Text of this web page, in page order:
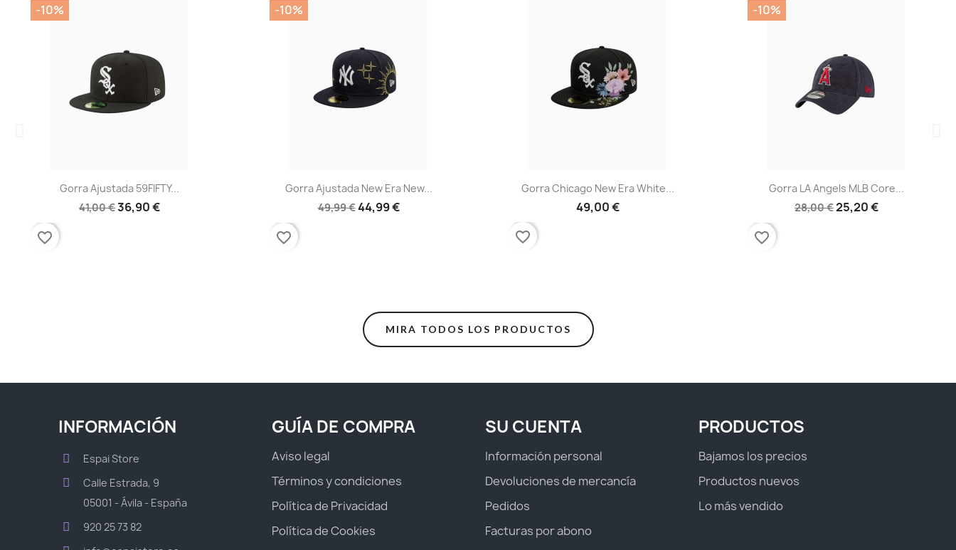
Vista rápida
Gorra Ajustada 59FIFTY...
41,00 €36,90 €
-10%
favorite_border
Vista rápida
Gorra Ajustada New Era New...
49,99 €44,99 €
-10%
favorite_border
Vista rápida
Gorra Chicago New Era White...
49,00 €
favorite_border
 Vista rápida
Gorra LA Angels MLB Core...
28,00 €25,20 €
-10%
favorite_border
MIRA TODOS LOS PRODUCTOS
INFORMACIÓN
Espai Store
Calle Estrada, 9
05001 - Ávila - España
920 25 73 82
GUÍA DE COMPRA
Aviso legal
Términos y condiciones
Política de Privacidad
Política de Cookies
SU CUENTA
Información personal
Devoluciones de mercancía
Pedidos
Facturas por abono
PRODUCTOS
Bajamos los precios
Productos nuevos
Lo más vendido